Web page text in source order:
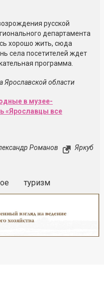
русской
департамента
хорошо жить, сюда
села посетителей ждет
программа.
Ярославской области
в музее-
«Ярославцы все
Романов Яркуб
туризм